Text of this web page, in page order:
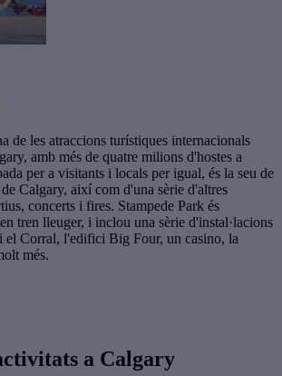
de les atraccions turístiques internacionals
amb més de quatre milions d'hostes a
per a visitants i locals per igual, és la seu de
Calgary, així com d'una sèrie d'altres
concerts i fires. Stampede Park és
tren lleuger, i inclou una sèrie d'instal·lacions
el Corral, l'edifici Big Four, un casino, la
més.
a Calgary